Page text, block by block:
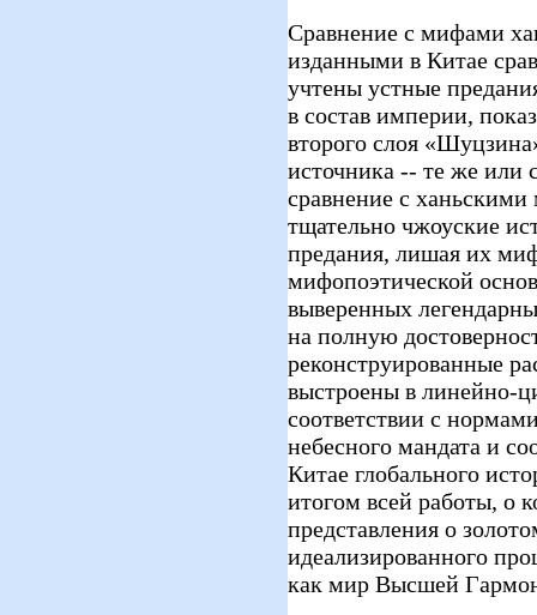
Сравнение с мифами
изданными в Китае
учтены устные
в состав империи,
второго слоя
источника -- те же
сравнение с
тщательно чжоуские
предания, лишая их
мифопоэтической
выверенных
на полную
реконструированные
выстроены в линейно-
соответствии с
небесного мандата и
Китае глобального
итогом всей работы, о
представления о
идеализированного
как мир Высшей